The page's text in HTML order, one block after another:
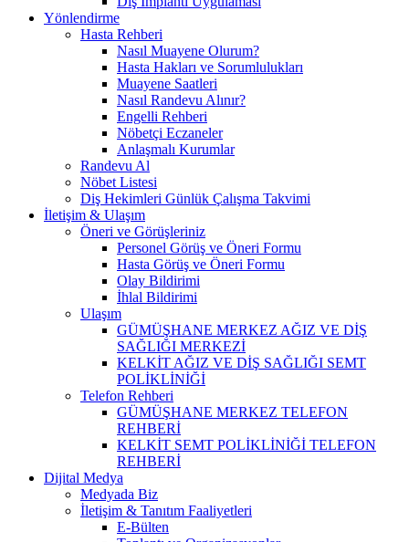
Yönlendirme
Hasta Rehberi
Nasıl Muayene Olurum?
Hasta Hakları ve Sorumlulukları
Muayene Saatleri
Nasıl Randevu Alınır?
Engelli Rehberi
Nöbetçi Eczaneler
Anlaşmalı Kurumlar
Randevu Al
Nöbet Listesi
Diş Hekimleri Günlük Çalışma Takvimi
İletişim & Ulaşım
Öneri ve Görüşleriniz
Personel Görüş ve Öneri Formu
Hasta Görüş ve Öneri Formu
Olay Bildirimi
İhlal Bildirimi
Ulaşım
GÜMÜŞHANE MERKEZ AĞIZ VE DİŞ
SAĞLIĞI MERKEZİ
KELKİT AĞIZ VE DİŞ SAĞLIĞI SEMT
POLİKLİNİĞİ
Telefon Rehberi
GÜMÜŞHANE MERKEZ TELEFON
REHBERİ
KELKİT SEMT POLİKLİNİĞİ TELEFON
REHBERİ
Dijital Medya
Medyada Biz
İletişim & Tanıtım Faaliyetleri
E-Bülten